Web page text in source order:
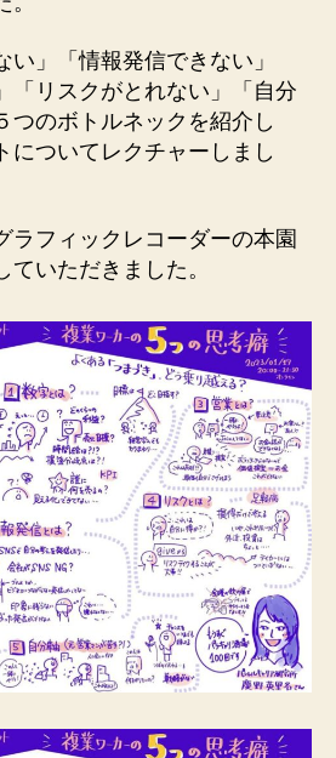
た
へ
の
い」「情報発信できない」
「リスクがとれない」「自分
つのボトルネックを紹介し
についてレクチャーしまし
ラフィックレコーダーの本園
いただきました。